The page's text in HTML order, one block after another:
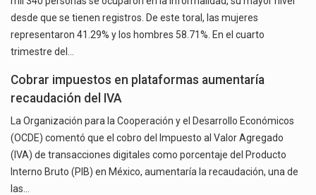
desde que se tienen registros. De este toral, las mujeres
representaron 41.29% y los hombres 58.71%. En el cuarto
trimestre del…
Cobrar impuestos en plataformas aumentaría
recaudación del IVA
La Organización para la Cooperación y el Desarrollo Económicos
(OCDE) comentó que el cobro del Impuesto al Valor Agregado
(IVA) de transacciones digitales como porcentaje del Producto
Interno Bruto (PIB) en México, aumentaría la recaudación, una de
las…